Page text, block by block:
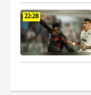
22:28